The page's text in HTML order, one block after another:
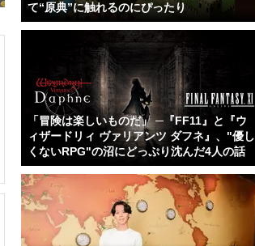
て“原典”に触れるのにぴったり
「冒険は楽しいものだ」 ─『FF11』と『ウ
ィザードリィ ヴァリアンツ ダフネ』、"優し
くないRPG"の沼にどっぷり沈んだ4人の話